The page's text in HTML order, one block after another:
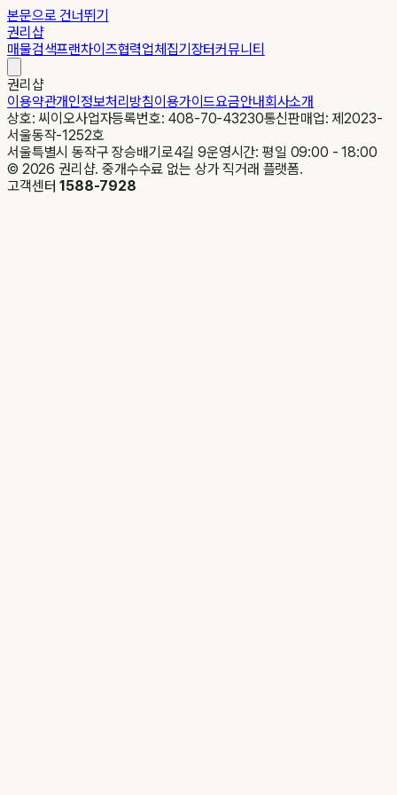
본문으로 건너뛰기
권리샵
매물검색프랜차이즈협력업체집기장터커뮤니티
권리샵
이용약관개인정보처리방침이용가이드요금안내회사소개
상호: 씨이오사업자등록번호: 408-70-43230통신판매업: 제2023-
서울동작-1252호
서울특별시 동작구 장승배기로4길 9운영시간: 평일 09:00 - 18:00
© 2026 권리샵. 중개수수료 없는 상가 직거래 플랫폼.
고객센터1588-7928